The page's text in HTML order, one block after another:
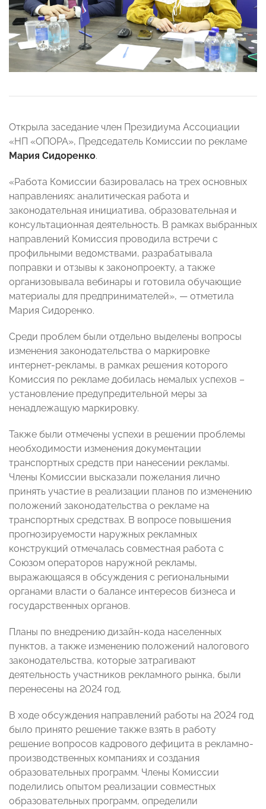
Открыла заседание член Президиума Ассоциации
«НП «ОПОРА», Председатель Комиссии по рекламе
Мария Сидоренко.
«Работа Комиссии базировалась на трех основных
направлениях: аналитическая работа и
законодательная инициатива, образовательная и
консультационная деятельность. В рамках выбранных
направлений Комиссия проводила встречи с
профильными ведомствами, разрабатывала
поправки и отзывы к законопроекту, а также
организовывала вебинары и готовила обучающие
материалы для предпринимателей», — отметила
Мария Сидоренко.
Среди проблем были отдельно выделены вопросы
изменения законодательства о маркировке
интернет-рекламы, в рамках решения которого
Комиссия по рекламе добилась немалых успехов –
установление предупредительной меры за
ненадлежащую маркировку.
Также были отмечены успехи в решении проблемы
необходимости изменения документации
транспортных средств при нанесении рекламы.
Члены Комиссии высказали пожелания лично
принять участие в реализации планов по изменению
положений законодательства о рекламе на
транспортных средствах. В вопросе повышения
прогнозируемости наружных рекламных
конструкций отмечалась совместная работа с
Союзом операторов наружной рекламы,
выражающаяся в обсуждения с региональными
органами власти о балансе интересов бизнеса и
государственных органов.
Планы по внедрению дизайн-кода населенных
пунктов, а также изменению положений налогового
законодательства, которые затрагивают
деятельность участников рекламного рынка, были
перенесены на 2024 год.
В ходе обсуждения направлений работы на 2024 год
было принято решение также взять в работу
решение вопросов кадрового дефицита в рекламно-
производственных компаниях и создания
образовательных программ. Члены Комиссии
поделились опытом реализации совместных
образовательных программ, определили